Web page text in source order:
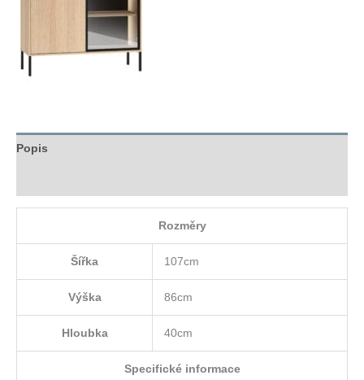
Popis
Rozměry
Šířka 107cm
Výška 86cm
Hloubka 40cm
Specifické informace